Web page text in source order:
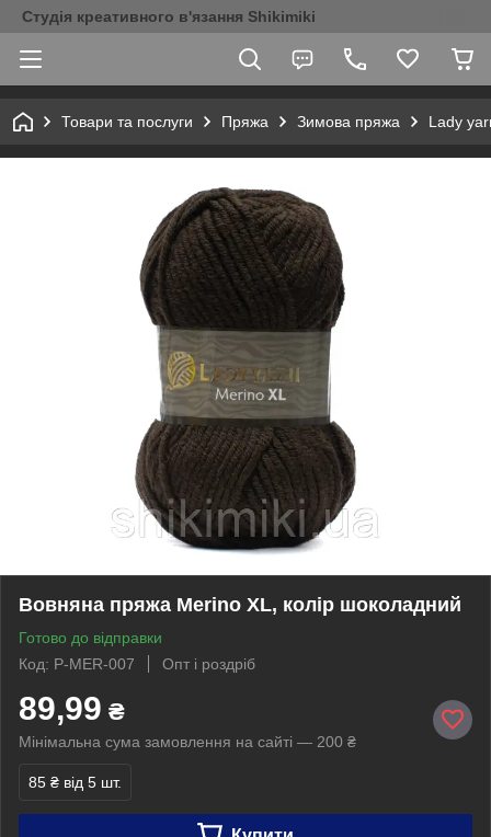
Студія креативного в'язання Shikimiki
Товари та послуги Пряжа Зимова пряжа Lady
Вовняна пряжа Merino XL, колір шоколадний
Готово до відправки
Код: P-MER-007
Опт і роздріб
89,99 ₴
Мінімальна сума замовлення на сайті — 200 ₴
85 ₴ від 5 шт.